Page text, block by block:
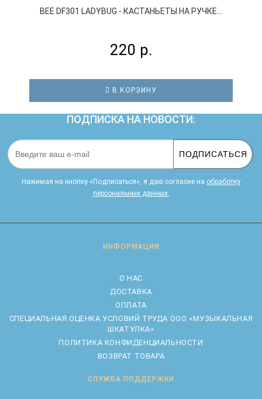
BEE DF301 LADYBUG - КАСТАНЬЕТЫ НА РУЧКЕ...
220 р.
В КОРЗИНУ
ПОДПИСКА НА НОВОСТИ:
ПОДПИСАТЬСЯ
Нажимая на кнопку «Подписаться», я даю cогласие на обработку
персональных данных.
ИНФОРМАЦИЯ
О НАС
ДОСТАВКА
ОПЛАТА
CПЕЦИАЛЬНАЯ ОЦЕНКА УСЛОВИЙ ТРУДА ООО «МУЗЫКАЛЬНАЯ
ШКАТУЛКА»
ПОЛИТИКА КОНФИДЕНЦИАЛЬНОСТИ
ВОЗВРАТ ТОВАРА
СЛУЖБА ПОДДЕРЖКИ